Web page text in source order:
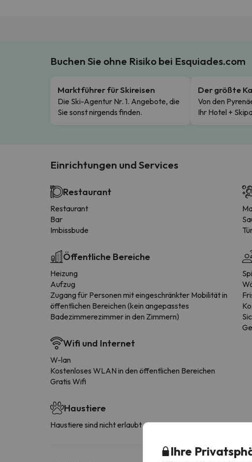
Buchen Sie ohne Risiko bei Esquiades.com
Marktführer für Skireisen
Die Ski-Agentur Nr. 1. Angebote, die
Sie sonst nirgends finden.
Der größte
Von den
Ihr Hotel +
Einrichtungen und Services
Restaurant
Restaurant
Bar
Imbissbude
Öffentliche Bereiche
Heizung
Aufzug
Zugang für Personen mit eingeschränkter Mobilität in
öffentlichen Bereichen (kein angepasstes
Badezimmerezimmer in den Zimmern)
Wifi und Internet
W-lan
Kostenloses WLAN in den öffentlichen Bereichen
Gratis Wifi
Haustiere
Haustiere sind nicht erlaubt
Ihre